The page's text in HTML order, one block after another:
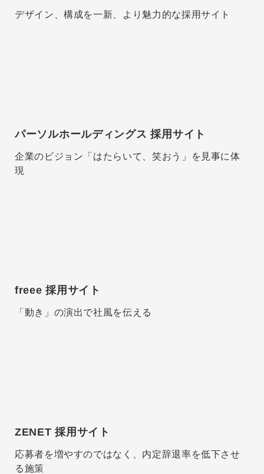
デザイン、構成を一新、より魅力的な採用サイト
パーソルホールディングス 採用サイト
企業のビジョン「はたらいて、笑おう」を見事に体
現
freee 採用サイト
「動き」の演出で社風を伝える
ZENET 採用サイト
応募者を増やすのではなく、内定辞退率を低下させ
る施策